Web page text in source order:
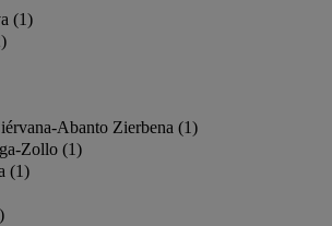
(1)
Abanto Zierbena (1)
Zollo (1)
(1)